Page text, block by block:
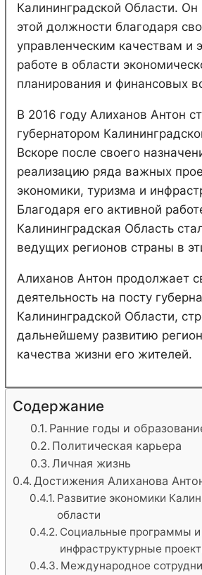
Калининградской Области. Он
этой должности благодаря
управленческим качествам и
работе в области
планирования и финансовых
В 2016 году Алиханов Антон
губернатором
Вскоре после своего
реализацию ряда важных
экономики, туризма и
Благодаря его активной
Калининградская Область
ведущих регионов страны в
Алиханов Антон продолжает
деятельность на посту
Калининградской Области,
дальнейшему развитию
качества жизни его жителей.
Содержание
Ранние годы и
Политическая карьера
Личная жизнь
Достижения Алиханова
Развитие экономики
области
Социальные программы и
инфраструктурные
Международное